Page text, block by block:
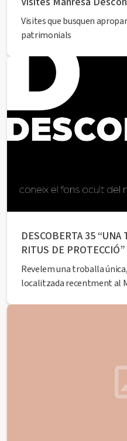
Visites que busquen
patrimonials
DESCOBERTA 35
RITUS DE PROTECCIÓ”
Revelem una troballa
localitzada recentment al